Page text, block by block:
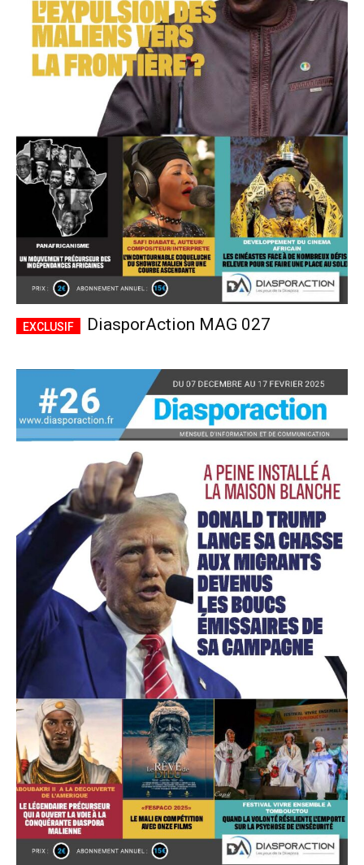
Plans d'abonnement
Accès gratuit
Gratuit /accès limité
Quelques articles
Annonces
Tous les articles
Le magazine
CHOISIR LE FORFAIT
DiasporAction MAG 027